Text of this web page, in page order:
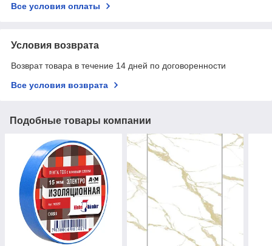
Все условия оплаты
Условия возврата
Возврат товара в течение 14 дней по договоренности
Все условия возврата
Подобные товары компании